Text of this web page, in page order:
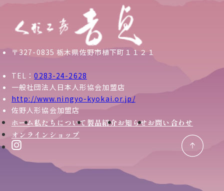
〒327-0835 栃木県佐野市植下町１１２１
TEL：0283-24-2628
一般社団法人日本人形協会加盟店
http://www.ningyo-kyokai.or.jp/
佐野人形協会加盟店
ホーム私たちについて 製品紹介お知らせお問い合わせ
オンラインショップ